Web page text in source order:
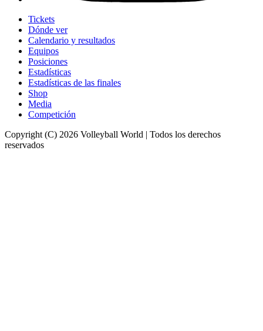
Tickets
Dónde ver
Calendario y resultados
Equipos
Posiciones
Estadísticas
Estadísticas de las finales
Shop
Media
Competición
Copyright (C) 2026 Volleyball World | Todos los derechos
reservados